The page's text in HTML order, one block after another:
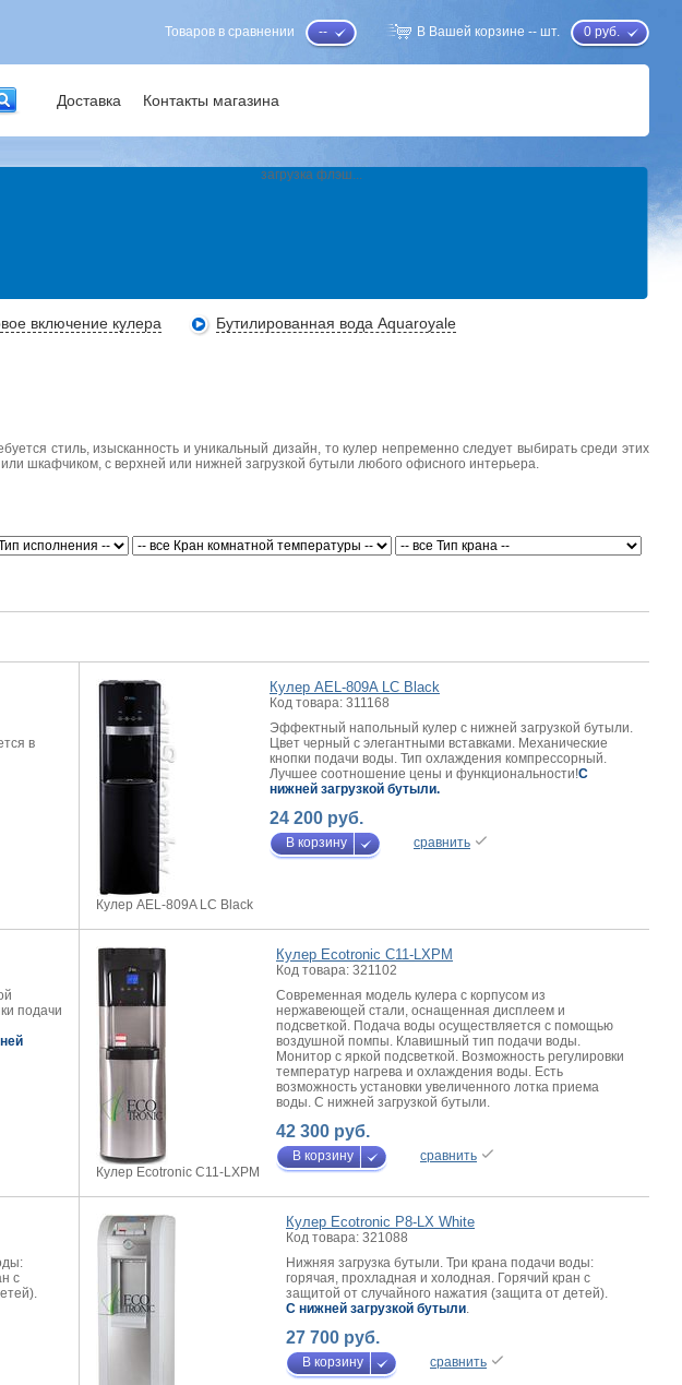
0 руб.
В Вашей корзине -- шт.
--
Товаров в сравнении
Доставка Контакты магазина
загрузка флэш...
включение кулера Бутилированная вода Aquaroyale
стиль, изысканность и уникальный дизайн, то кулер непременно следует выбирать среди этих
шкафчиком, с верхней или нижней загрузкой бутыли любого офисного интерьера.
в
Кулер AEL-809A LC Black
Кулер AEL-809A LC Black
Код товара: 311168
Эффектный напольный кулер с нижней загрузкой бутыли.
Цвет черный с элегантными вставками. Механические
кнопки подачи воды. Тип охлаждения компрессорный.
Лучшее соотношение цены и функциональности!C
нижней загрузкой бутыли.
24 200 руб.
сравнить
В корзину
подачи
Кулер Ecotronic C11-LXPM
Кулер Ecotronic C11-LXPM
Код товара: 321102
Современная модель кулера с корпусом из
нержавеющей стали, оснащенная дисплеем и
подсветкой. Подача воды осуществляется с помощью
воздушной помпы. Клавишный тип подачи воды.
Монитор с яркой подсветкой. Возможность регулировки
температур нагрева и охлаждения воды. Есть
возможность установки увеличенного лотка приема
воды. C нижней загрузкой бутыли.
42 300 руб.
сравнить
В корзину
с
Кулер Ecotronic P8-LX White
Код товара: 321088
Нижняя загрузка бутыли. Три крана подачи воды:
горячая, прохладная и холодная. Горячий кран с
защитой от случайного нажатия (защита от детей).
C нижней загрузкой бутыли
27 700 руб.
сравнить
В корзину